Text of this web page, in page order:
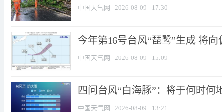
中国天气网 2026-08-09 17:30
今年第16号台风“琵鹭”生成 将
中国天气网 2026-08-09 15:09
四问台风“白海豚”：将于何时何
中国天气网 2026-08-09 13:21